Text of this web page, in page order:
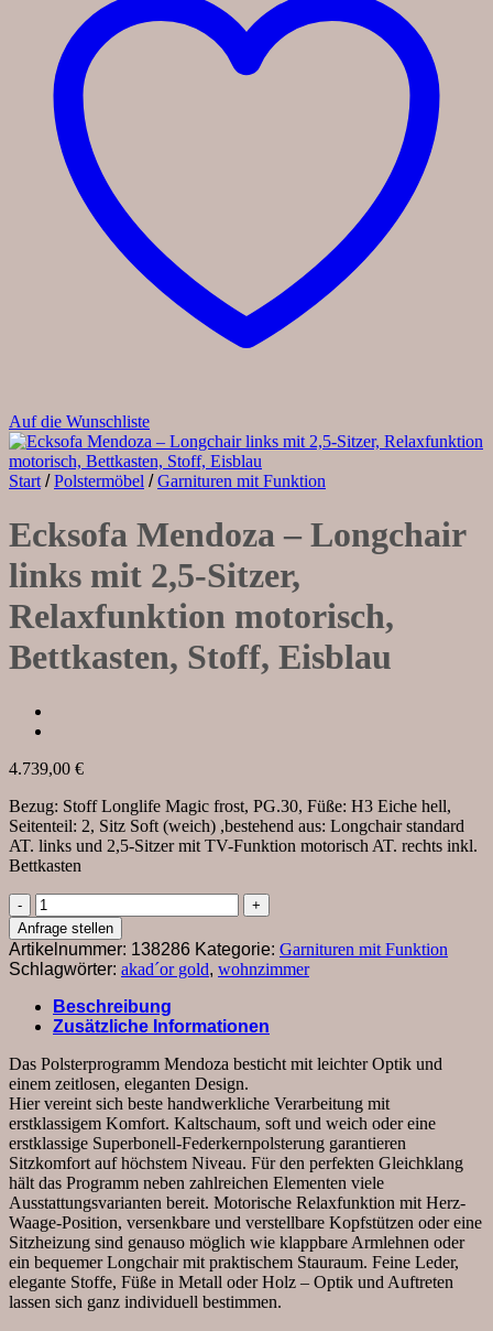
Auf die Wunschliste
Start / Polstermöbel / Garnituren mit Funktion
Ecksofa Mendoza – Longchair
links mit 2,5-Sitzer,
Relaxfunktion motorisch,
Bettkasten, Stoff, Eisblau
4.739,00 €
Bezug: Stoff Longlife Magic frost, PG.30, Füße: H3 Eiche hell,
Seitenteil: 2, Sitz Soft (weich) ,bestehend aus: Longchair standard
AT. links und 2,5-Sitzer mit TV-Funktion motorisch AT. rechts inkl.
Bettkasten
Ecksofa
Mendoza
–
Longchair
links
mit
2,5-
Sitzer,
Relaxfunktion
motorisch,
Bettkasten,
Stoff,
Eisblau
Menge
Anfrage stellen
Artikelnummer: 138286 Kategorie: Garnituren mit Funktion
Schlagwörter: akad´or gold, wohnzimmer
Beschreibung
Zusätzliche Informationen
Das Polsterprogramm Mendoza besticht mit leichter Optik und
einem zeitlosen, eleganten Design.
Hier vereint sich beste handwerkliche Verarbeitung mit
erstklassigem Komfort. Kaltschaum, soft und weich oder eine
erstklassige Superbonell-Federkernpolsterung garantieren
Sitzkomfort auf höchstem Niveau. Für den perfekten Gleichklang
hält das Programm neben zahlreichen Elementen viele
Ausstattungsvarianten bereit. Motorische Relaxfunktion mit Herz-
Waage-Position, versenkbare und verstellbare Kopfstützen oder eine
Sitzheizung sind genauso möglich wie klappbare Armlehnen oder
ein bequemer Longchair mit praktischem Stauraum. Feine Leder,
elegante Stoffe, Füße in Metall oder Holz – Optik und Auftreten
lassen sich ganz individuell bestimmen.